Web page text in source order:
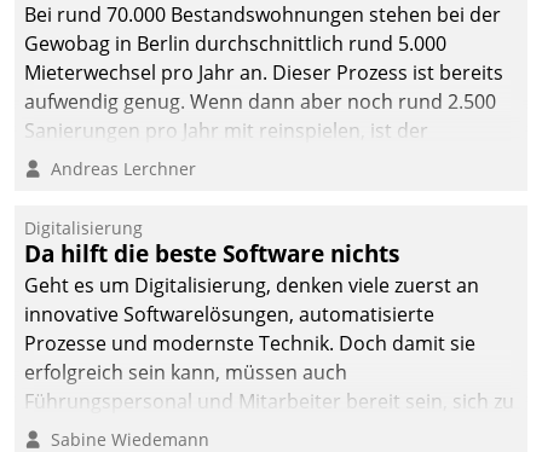
Bei rund 70.000 Bestandswohnungen stehen bei der
Gewobag in Berlin durchschnittlich rund 5.000
Mieterwechsel pro Jahr an. Dieser Prozess ist bereits
aufwendig genug. Wenn dann aber noch rund 2.500
Sanierungen pro Jahr mit reinspielen, ist der
Betreuungs- und Organisationsaufwand immens. Im
kommunale Wohnungsbauunternehmen daher
gemeinsam mit der Berliner Datatrain GmbH den
Teilprozess der Objektsanierung digitalisiert.
Andreas Lerchner
Digitalisierung
Da hilft die beste Software nichts
Geht es um Digitalisierung, denken viele zuerst an
innovative Softwarelösungen, automatisierte
Prozesse und modernste Technik. Doch damit sie
erfolgreich sein kann, müssen auch
Führungspersonal und Mitarbeiter bereit sein, sich zu
verändern und anzupassen, sonst werden sie an ihr
Sabine Wiedemann